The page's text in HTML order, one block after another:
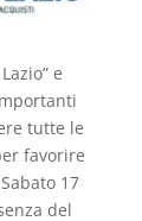
e
tutte le
favorire
17
del